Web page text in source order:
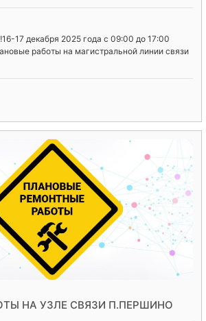
17 декабря 2025 года с 09:00 до 17:00
работы на магистральной линии связи
НА УЗЛЕ СВЯЗИ П.ПЕРШИНО